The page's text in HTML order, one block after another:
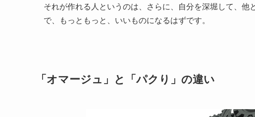
それが作れる人というのは、さらに、自分を深堀して、他
で、もっともっと、いいものになるはずです。
「オマージュ」と「パクり」の違い